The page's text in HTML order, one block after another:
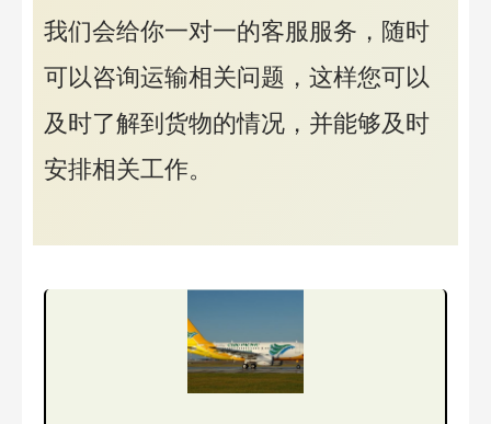
我们会给你一对一的客服服务，随时
可以咨询运输相关问题，这样您可以
及时了解到货物的情况，并能够及时
安排相关工作。